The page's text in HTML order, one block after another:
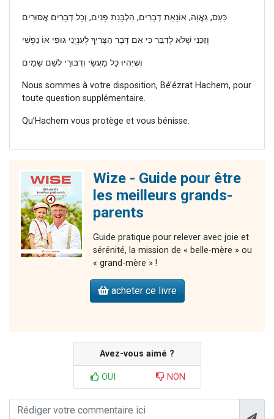
כַּעַס, גַאֲוָה, אוֹנָאַת דְבָרִים, הַלְבָּנַת פָּנִים, וְכָל דְבָרִים אֲסוּרִים
וְזַכֵּנִי שֶׁלֹּא לְדַבֵּר כִּי אִם דָּבָר הַצָּרִיךְ לְעִנְיְנֵי גוּפִי אוֹ נַפְשִׁי
וְשֶׁיִּהְיוּ כָל מַעֲשַׂי וְדִבּוּרַי לְשֵׁם שָׁמָיִם
Nous sommes à votre disposition, Bé’ézrat Hachem, pour
toute question supplémentaire.
Qu’Hachem vous protège et vous bénisse.
Wize - Guide pour être
les meilleurs grands-
parents
Guide pratique pour relever avec joie et
sérénité, la mission de « belle-mère » ou
« grand-mère » !
acheter ce livre
Avez-vous aimé ?
OUI NON